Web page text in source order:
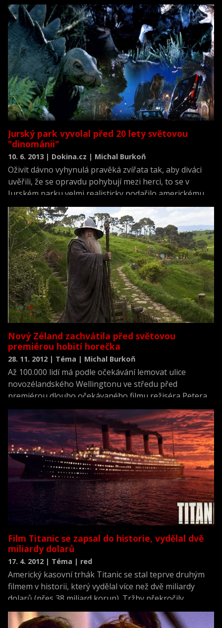
očekává se, že DiCaprio bude i žhavým favoritem
blížících se Oscarů. O to paradoxněji ovšem působí jeho
cesta ke slávě – připomeňte si ji v pateru fází spolu
s trailery na kultovní i obskurní DiCapriova díla.
Jurský park vyvolal před 20 lety světovou
"dinománii"
10. 6. 2013 | Dokina.cz | Michal Burkoň
Oživit dávno vyhynulá pravěká zvířata tak, aby diváci
uvěřili, že se opravdu pohybují mezi herci, to se v
Jurském parku velmi realisticky podařilo americkému
režisérovi Stevenu Spielbergovi. Na svou dobu
revoluční triky v kinech nadchly a dobrodružný sci-fi
příběh si na konto připsal už téměř miliardu dolarů.
Film, který měl premiéru před 20 lety, 11. června 1993,
spustil také obrovský zájem o vše, co s dinosaury
souvisí.
Nový Zéland zachvátila před světovou
premiérou hobití horečka
28. 11. 2012 | Téma | Michal Burkoň
Až 100.000 lidí má podle očekávání lemovat ulice
novozélandského Wellingtonu ve středu před
premiérou dlouho očekávaného filmu režiséra Petera
Jacksona Hobit: Neočekávaná cesta. Hvězdy filmu
včetně Cate Blanchettové, Elijaha Wooda, Barryho
Humphriese a Huga Weavinga se objeví na červeném
koberci před prvním promítáním snímku, který je
prvním dílem trilogie dějově předcházející neméně
slavnému Pánu prstenů.
Film Titanic se zapsal do historie, vydělal dvě
miliardy dolarů
17. 4. 2012 | Téma | red
Americký kasovní trhák Titanic se stal teprve druhým
filmem v historii, který vydělal více než dvě miliardy
dolarů (přes 38 miliard korun). Tržby překročily
magickou hranici díky faktu, že 15 let starý snímek před
nedávnem vstoupil do kin ve verzi 3D.